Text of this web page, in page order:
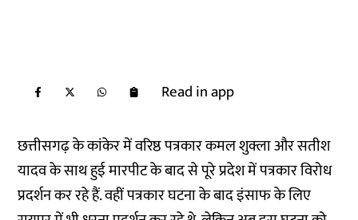
Read in app
छत्तीसगढ़ के कांकेर में वरिष्ठ पत्रकार कमल शुक्ला और सतीश
यादव के साथ हुई मारपीट के बाद से पूरे प्रदेश में पत्रकार विरोध
प्रदर्शन कर रहे हैं. वहीं पत्रकार घटना के बाद इंसाफ के लिए